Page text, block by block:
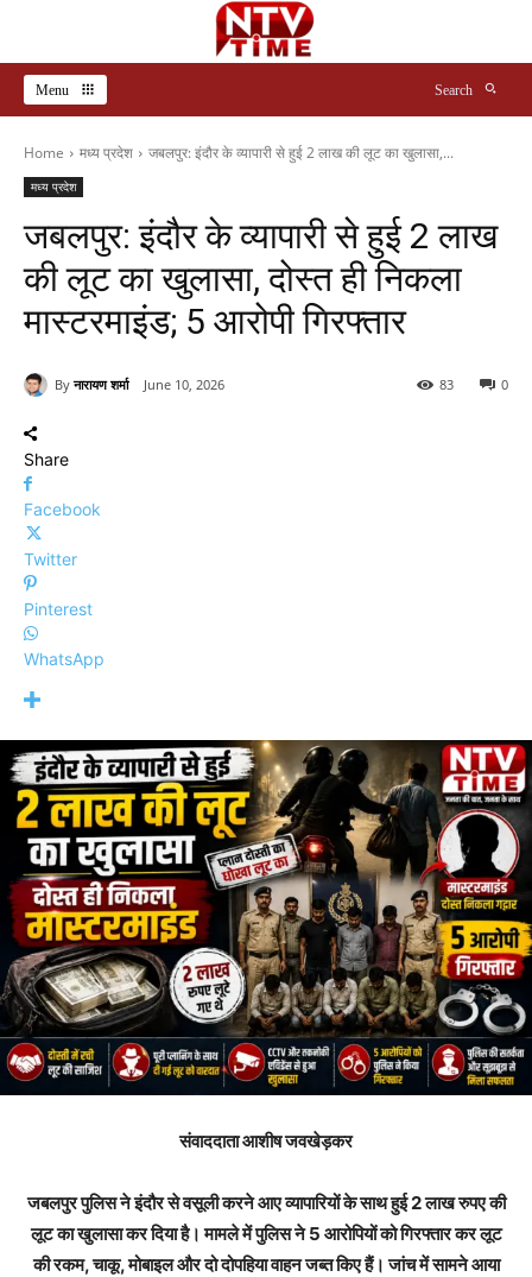
Menu Search
Home मध्य प्रदेश जबलपुर: इंदौर के व्यापारी से हुई 2 लाख की लूट का खुलासा,...
मध्य प्रदेश
जबलपुर: इंदौर के व्यापारी से हुई 2 लाख
की लूट का खुलासा, दोस्त ही निकला
मास्टरमाइंड; 5 आरोपी गिरफ्तार
By नारायण शर्मा June 10, 2026 0
83
Share
Facebook
Twitter
Pinterest
WhatsApp
संवाददाता आशीष जवखेड़कर
जबलपुर पुलिस ने इंदौर से वसूली करने आए व्यापारियों के साथ हुई 2 लाख रुपए की
लूट का खुलासा कर दिया है। मामले में पुलिस ने 5 आरोपियों को गिरफ्तार कर लूट
की रकम, चाकू, मोबाइल और दो दोपहिया वाहन जब्त किए हैं। जांच में सामने आया